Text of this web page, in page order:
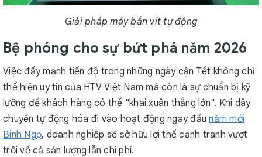
Giải pháp máy bắn vít tự động
Bệ phóng cho sự bứt phá năm 2026
Việc đẩy mạnh tiến độ trong những ngày cận Tết không chỉ
thể hiện uy tín của HTV Việt Nam mà còn là sự chuẩn bị kỹ
lưỡng để khách hàng có thể "khai xuân thắng lớn". Khi dây
chuyền tự động hóa đi vào hoạt động ngay đầunăm mới
Bính Ngọ, doanh nghiệp sẽ sở hữu lợi thế cạnh tranh vượt
trội về cả sản lượng lẫn chi phí.